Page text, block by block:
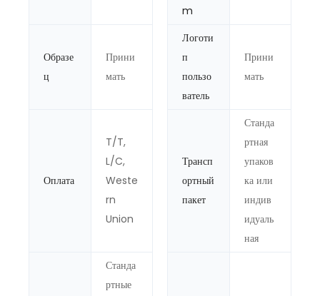
m
Образе
ц
Прини
мать
Логоти
п
пользо
ватель
Прини
мать
Оплата
T/T,
L/C,
Weste
rn
Union
Трансп
ортный
пакет
Станда
ртная
упаков
ка или
индив
идуаль
ная
Станда
ртные